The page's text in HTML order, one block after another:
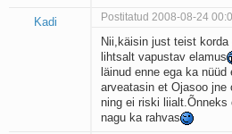
Kadi Postitatud 2008-08-24
Nii,käisin just teist
lihtsalt vapustav elamus
läinud enne ega ka
arveatasin et Ojasoo
ning ei riski
nagu ka rahvas